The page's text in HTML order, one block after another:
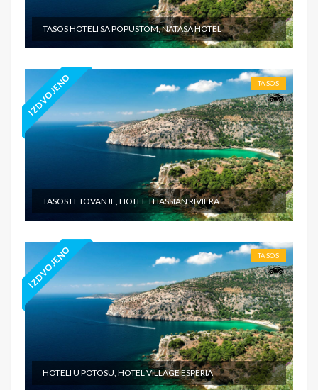
TASOS HOTELI SA POPUSTOM, NATASA HOTEL
IZDVOJENO TASOS
TASOS LETOVANJE, HOTEL THASSIAN RIVIERA
IZDVOJENO TASOS
HOTELI U POTOSU, HOTEL VILLAGE ESPERIA